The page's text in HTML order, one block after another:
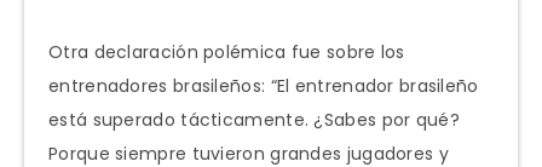
Otra declaración polémica fue sobre los
entrenadores brasileños: “El entrenador brasileño
está superado tácticamente. ¿Sabes por qué?
Porque siempre tuvieron grandes jugadores y